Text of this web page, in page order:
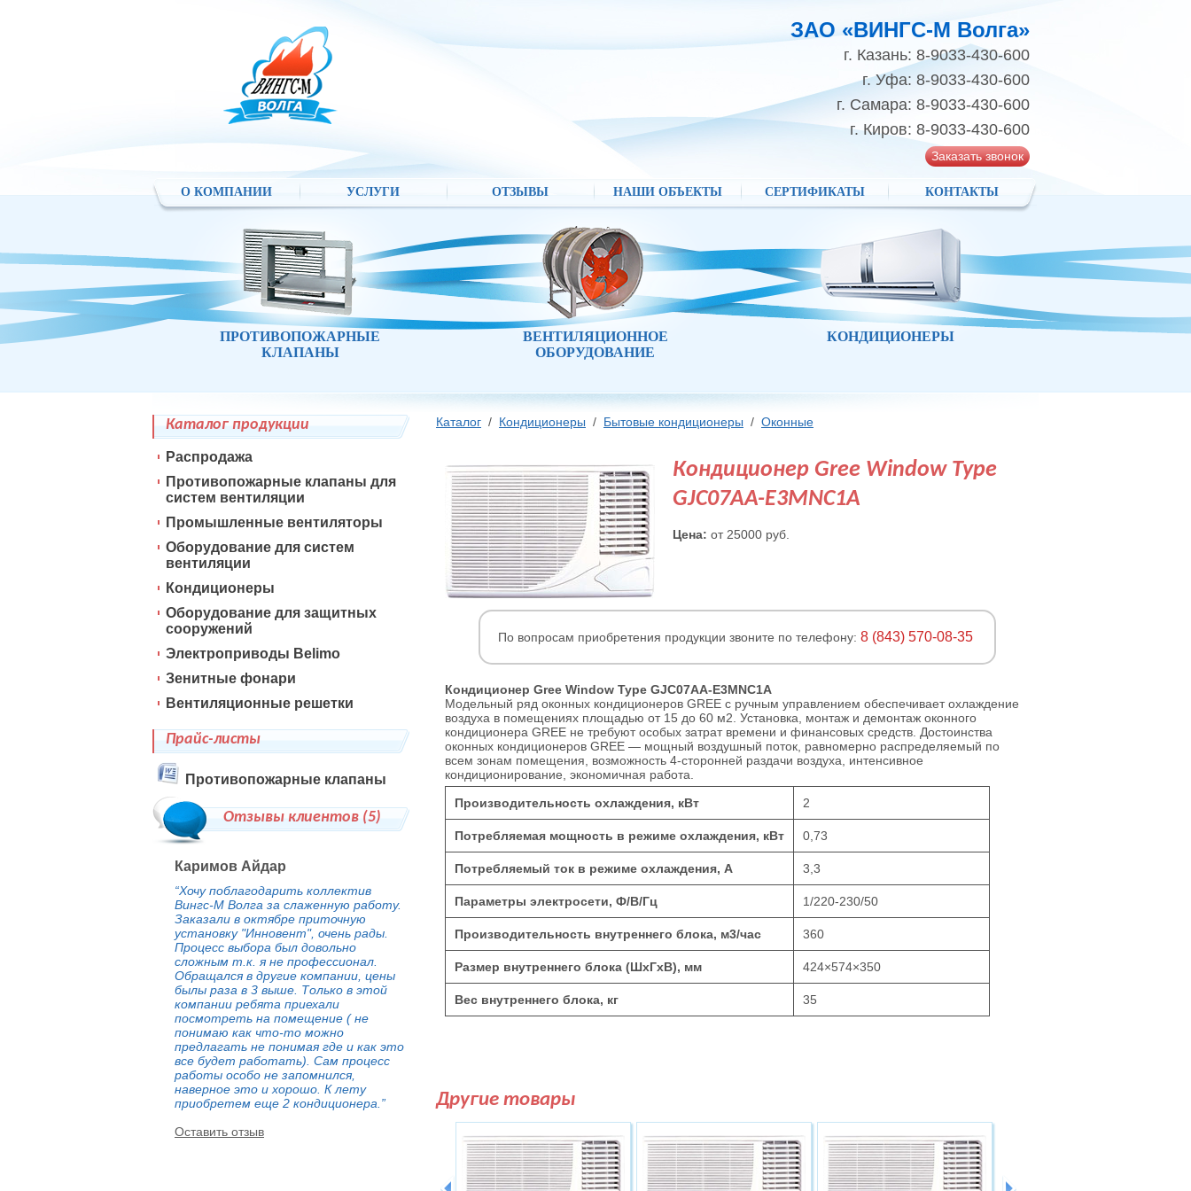
ЗАО «ВИНГС-М Волга»
г. Казань: 8-9033-430-600
г. Уфа: 8-9033-430-600
г. Самара: 8-9033-430-600
г. Киров: 8-9033-430-600
Заказать звонок
О КОМПАНИИ УСЛУГИ ОТЗЫВЫ НАШИ ОБЪЕКТЫ СЕРТИФИКАТЫ КОНТАКТЫ
ПРОТИВОПОЖАРНЫЕ
КЛАПАНЫ
ВЕНТИЛЯЦИОННОЕ
ОБОРУДОВАНИЕ
КОНДИЦИОНЕРЫ
Каталог / Кондиционеры / Бытовые кондиционеры / Оконные
Кондиционер Gree Window Type
GJC07AA-E3MNC1A
Цена: от 25000 руб.
По вопросам приобретения продукции звоните по телефону: 8 (843) 570-08-35
Кондиционер Gree Window Type GJC07AA-E3MNC1A
Модельный ряд оконных кондиционеров GREE с ручным управлением обеспечивает охлаждение
воздуха в помещениях площадью от 15 до 60 м2. Установка, монтаж и демонтаж оконного
кондиционера GREE не требуют особых затрат времени и финансовых средств. Достоинства
оконных кондиционеров GREE — мощный воздушный поток, равномерно распределяемый по
всем зонам помещения, возможность 4-сторонней раздачи воздуха, интенсивное
кондиционирование, экономичная работа.
Производительность охлаждения, кВт
2
Потребляемая мощность в режиме охлаждения, кВт 0,73
Потребляемый ток в режиме охлаждения, А 3,3
Параметры электросети, Ф/В/Гц 1/220-230/50
Производительность внутреннего блока, м3/час 360
Размер внутреннего блока (ШхГхВ), мм 424×574×350
Вес внутреннего блока, кг 35
Другие товары
Каталог продукции
Распродажа
Противопожарные клапаны для
систем вентиляции
Промышленные вентиляторы
Оборудование для систем
вентиляции
Кондиционеры
Оборудование для защитных
сооружений
Электроприводы Belimo
Зенитные фонари
Вентиляционные решетки
Прайс-листы
Противопожарные клапаны
Отзывы клиентов (5)
Каримов Айдар
“Хочу поблагодарить коллектив
Вингс-М Волга за слаженную работу.
Заказали в октябре приточную
установку "Инновент", очень рады.
Процесс выбора был довольно
сложным т.к. я не профессионал.
Обращался в другие компании, цены
былы раза в 3 выше. Только в этой
компании ребята приехали
посмотреть на помещение ( не
понимаю как что-то можно
предлагать не понимая где и как это
все будет работать). Сам процесс
работы особо не запомнился,
наверное это и хорошо. К лету
приобретем еще 2 кондиционера.”
Оставить отзыв